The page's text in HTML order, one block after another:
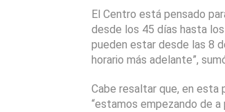
El Centro está pensado
desde los 45 días hasta
pueden estar desde las 8
horario más adelante”,
Cabe resaltar que, en esta
“estamos empezando de